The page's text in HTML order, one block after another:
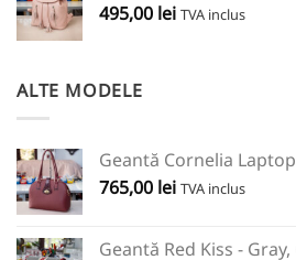
495,00 lei TVA inclus
ALTE MODELE
Geantă Cornelia
765,00 lei TVA inclus
Geantă Red Kiss -